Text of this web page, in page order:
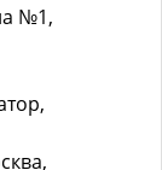
№1,